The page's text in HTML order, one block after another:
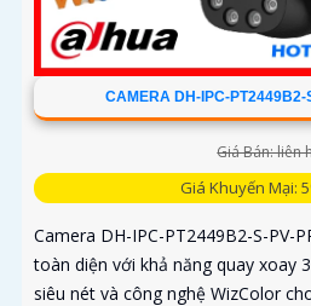
CAMERA DH-IPC-PT2449B2-
Giá Bán: liên
Giá Khuyến Mại:
Camera DH-IPC-PT2449B2-S-PV-
toàn diện với khả năng quay xoay
siêu nét và công nghệ WizColor